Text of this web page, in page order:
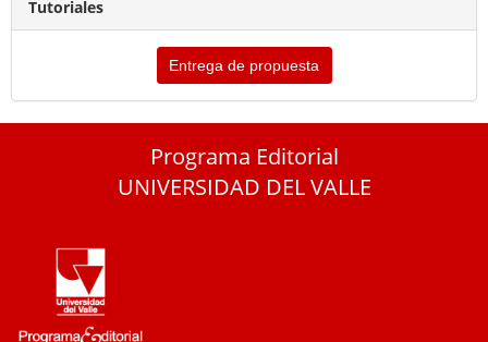
Tutoriales
Entrega de propuesta
Programa Editorial
UNIVERSIDAD DEL VALLE